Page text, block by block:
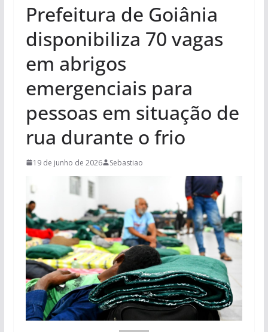
Prefeitura de Goiânia
disponibiliza 70 vagas
em abrigos
emergenciais para
pessoas em situação de
rua durante o frio
19 de junho de 2026 Sebastiao